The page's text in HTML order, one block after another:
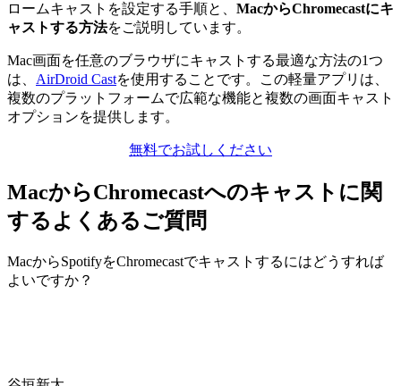
ロームキャストを設定する手順と、 MacからChromecastにキ
ャストする方法をご説明しています。
Mac画面を任意のブラウザにキャストする最適な方法の1つ
は、 AirDroid Castを使用することです。この軽量アプリは、
複数のプラットフォームで広範な機能と複数の画面キャスト
オプションを提供します。
無料でお試しください
MacからChromecastへのキャストに関
するよくあるご質問
MacからSpotifyをChromecastでキャストするにはどうすれば
よいですか？